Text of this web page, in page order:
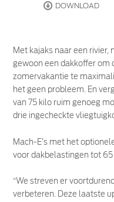
DOWNLOAD
Met kajaks naar een
gewoon een dakkoffer om
zomervakantie te
het geen probleem. En
van 75 kilo ruim genoeg
drie ingecheckte
Mach-E’s met het
voor dakbelastingen tot 65
“We streven er
verbeteren. Deze laatste